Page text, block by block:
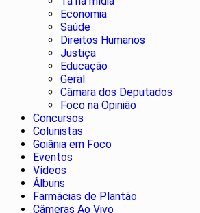
Economia
Saúde
Direitos Humanos
Justiça
Educação
Geral
Câmara dos Deputados
Foco na Opinião
Concursos
Colunistas
Goiânia em Foco
Eventos
Vídeos
Álbuns
Farmácias de Plantão
Câmeras Ao Vivo